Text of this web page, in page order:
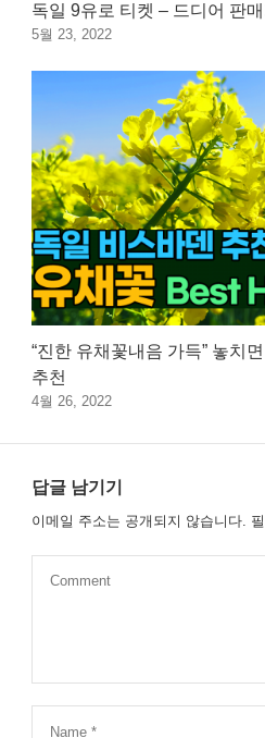
독일 9유로 티켓 – 드디어 판
5월 23, 2022
“진한 유채꽃내음 가득” 놓치
추천
4월 26, 2022
답글 남기기
이메일 주소는 공개되지 않습니다.